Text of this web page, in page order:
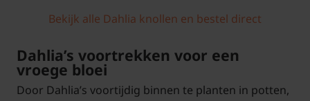
Bekijk alle Dahlia knollen en bestel direct
Dahlia’s voortrekken voor een
vroege bloei
Door Dahlia’s voortijdig binnen te planten in potten,